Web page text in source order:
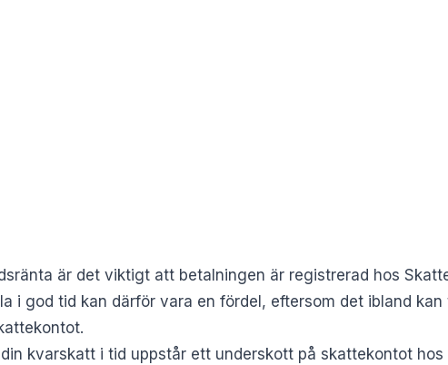
är det viktigt att betalningen är registrerad hos
i god tid kan därför vara en fördel, eftersom det ibland
kvarskatt i tid uppstår ett underskott på skattekontot hos